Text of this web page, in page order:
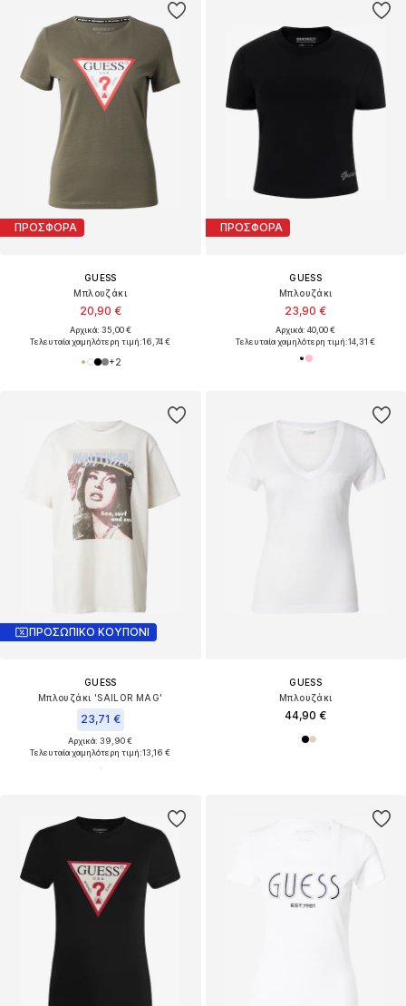
ΠΡΟΣΦΟΡΑ
GUESS
Μπλουζάκι
20,90 €
Αρχικά: 35,00 €
Τελευταία χαμηλότερη τιμή:16,74 €
+2
ΠΡΟΣΦΟΡΑ
GUESS
Μπλουζάκι
23,90 €
Αρχικά: 40,00 €
Τελευταία χαμηλότερη τιμή:14,31 €
ΠΡΟΣΩΠΙΚΟ ΚΟΥΠΟΝΙ
GUESS
Μπλουζάκι 'SAILOR MAG'
23,71 €
Αρχικά: 39,90 €
Τελευταία χαμηλότερη τιμή:13,16 €
GUESS
Μπλουζάκι
44,90 €